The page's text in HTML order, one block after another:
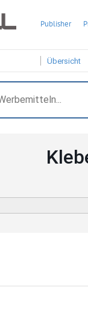
Publisher
Übersicht